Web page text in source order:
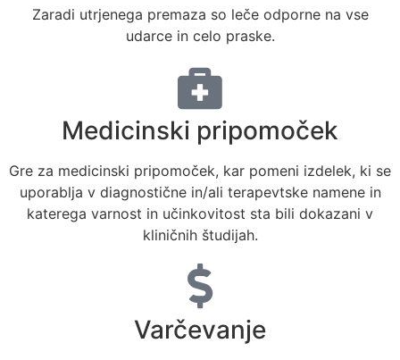
Zaradi utrjenega premaza so leče odporne na vse
udarce in celo praske.
Medicinski pripomoček
Gre za medicinski pripomoček, kar pomeni izdelek, ki se
uporablja v diagnostične in/ali terapevtske namene in
katerega varnost in učinkovitost sta bili dokazani v
kliničnih študijah.
Varčevanje